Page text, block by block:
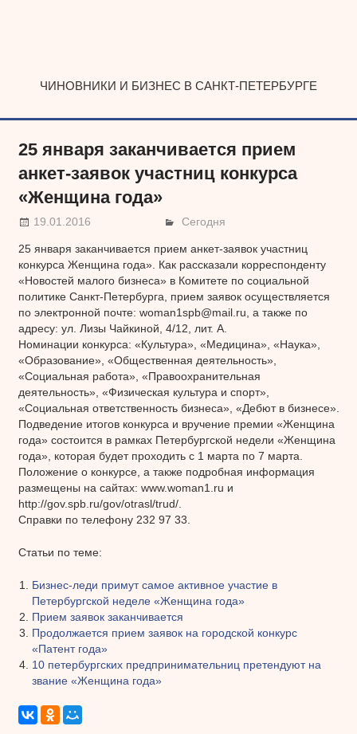
ЧИНОВНИКИ И БИЗНЕС В САНКТ-ПЕТЕРБУРГЕ
25 января заканчивается прием
анкет-заявок участниц конкурса
«Женщина года»
19.01.2016 Сегодня
25 января заканчивается прием анкет-заявок участниц
конкурса Женщина года». Как рассказали корреспонденту
«Новостей малого бизнеса» в Комитете по социальной
политике Санкт-Петербурга, прием заявок осуществляется
по электронной почте: woman1spb@mail.ru, а также по
адресу: ул. Лизы Чайкиной, 4/12, лит. А.
Номинации конкурса: «Культура», «Медицина», «Наука»,
«Образование», «Общественная деятельность»,
«Социальная работа», «Правоохранительная
деятельность», «Физическая культура и спорт»,
«Социальная ответственность бизнеса», «Дебют в бизнесе».
Подведение итогов конкурса и вручение премии «Женщина
года» состоится в рамках Петербургской недели «Женщина
года», которая будет проходить с 1 марта по 7 марта.
Положение о конкурсе, а также подробная информация
размещены на сайтах: www.woman1.ru и
http://gov.spb.ru/gov/otrasl/trud/.
Справки по телефону 232 97 33.
Статьи по теме:
Бизнес-леди примут самое активное участие в
Петербургской неделе «Женщина года»
Прием заявок заканчивается
Продолжается прием заявок на городской конкурс
«Патент года»
10 петербургских предпринимательниц претендуют на
звание «Женщина года»